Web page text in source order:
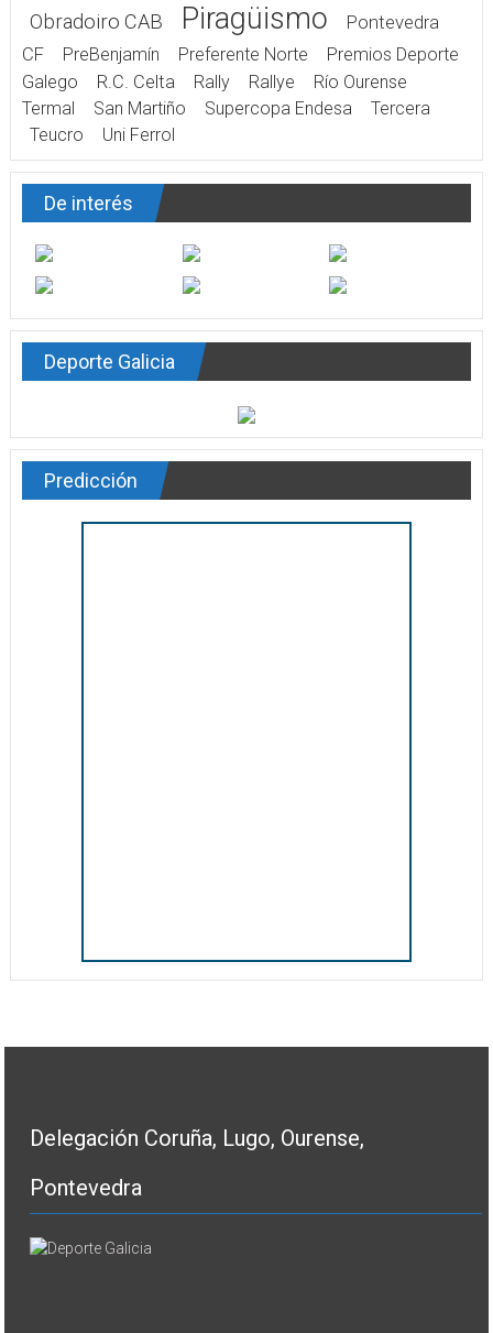
Obradoiro CAB Piragüismo
Pontevedra
CF
PreBenjamín Preferente Norte
Premios Deporte
Galego
R.C. Celta Rally Rallye
Río Ourense
Termal
San Martiño Supercopa Endesa
Tercera
Teucro
Uni Ferrol
De interés
Deporte Galicia
Predicción
Delegación Coruña, Lugo, Ourense,
Pontevedra